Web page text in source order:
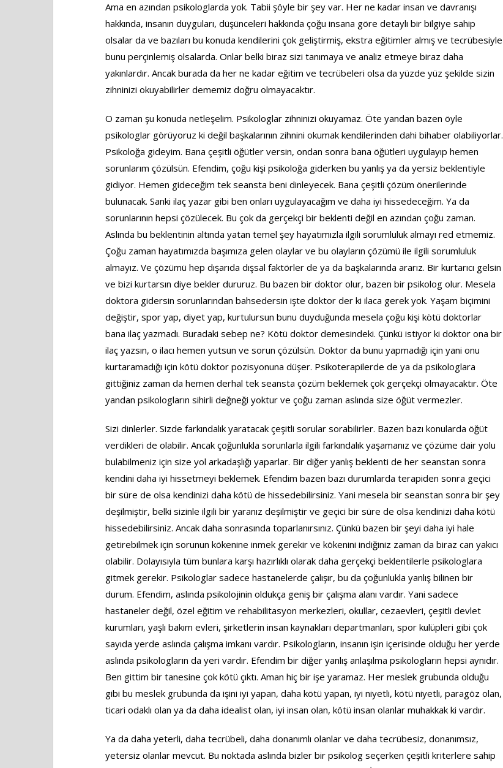
Ama en azından psikologlarda yok. Tabii şöyle bir şey var. Her ne kadar insan ve davranışı
hakkında, insanın duyguları, düşünceleri hakkında çoğu insana göre detaylı bir bilgiye sahip
olsalar da ve bazıları bu konuda kendilerini çok geliştirmiş, ekstra eğitimler almış ve tecrübesiyle
bunu perçinlemiş olsalarda. Onlar belki biraz sizi tanımaya ve analiz etmeye biraz daha
yakınlardır. Ancak burada da her ne kadar eğitim ve tecrübeleri olsa da yüzde yüz şekilde sizin
zihninizi okuyabilirler dememiz doğru olmayacaktır.
O zaman şu konuda netleşelim. Psikologlar zihninizi okuyamaz. Öte yandan bazen öyle
psikologlar görüyoruz ki değil başkalarının zihnini okumak kendilerinden dahi bihaber olabiliyorlar.
Psikoloğa gideyim. Bana çeşitli öğütler versin, ondan sonra bana öğütleri uygulayıp hemen
sorunlarım çözülsün. Efendim, çoğu kişi psikoloğa giderken bu yanlış ya da yersiz beklentiyle
gidiyor. Hemen gideceğim tek seansta beni dinleyecek. Bana çeşitli çözüm önerilerinde
bulunacak. Sanki ilaç yazar gibi ben onları uygulayacağım ve daha iyi hissedeceğim. Ya da
sorunlarının hepsi çözülecek. Bu çok da gerçekçi bir beklenti değil en azından çoğu zaman.
Aslında bu beklentinin altında yatan temel şey hayatımızla ilgili sorumluluk almayı red etmemiz.
Çoğu zaman hayatımızda başımıza gelen olaylar ve bu olayların çözümü ile ilgili sorumluluk
almayız. Ve çözümü hep dışarıda dışsal faktörler de ya da başkalarında ararız. Bir kurtarıcı gelsin
ve bizi kurtarsın diye bekler dururuz. Bu bazen bir doktor olur, bazen bir psikolog olur. Mesela
doktora gidersin sorunlarından bahsedersin işte doktor der ki ilaca gerek yok. Yaşam biçimini
değiştir, spor yap, diyet yap, kurtulursun bunu duyduğunda mesela çoğu kişi kötü doktorlar
bana ilaç yazmadı. Buradaki sebep ne? Kötü doktor demesindeki. Çünkü istiyor ki doktor ona bir
ilaç yazsın, o ilacı hemen yutsun ve sorun çözülsün. Doktor da bunu yapmadığı için yani onu
kurtaramadığı için kötü doktor pozisyonuna düşer. Psikoterapilerde de ya da psikologlara
gittiğiniz zaman da hemen derhal tek seansta çözüm beklemek çok gerçekçi olmayacaktır. Öte
yandan psikologların sihirli değneği yoktur ve çoğu zaman aslında size öğüt vermezler.
Sizi dinlerler. Sizde farkındalık yaratacak çeşitli sorular sorabilirler. Bazen bazı konularda öğüt
verdikleri de olabilir. Ancak çoğunlukla sorunlarla ilgili farkındalık yaşamanız ve çözüme dair yolu
bulabilmeniz için size yol arkadaşlığı yaparlar. Bir diğer yanlış beklenti de her seanstan sonra
kendini daha iyi hissetmeyi beklemek. Efendim bazen bazı durumlarda terapiden sonra geçici
bir süre de olsa kendinizi daha kötü de hissedebilirsiniz. Yani mesela bir seanstan sonra bir şey
deşilmiştir, belki sizinle ilgili bir yaranız deşilmiştir ve geçici bir süre de olsa kendinizi daha kötü
hissedebilirsiniz. Ancak daha sonrasında toparlanırsınız. Çünkü bazen bir şeyi daha iyi hale
getirebilmek için sorunun kökenine inmek gerekir ve kökenini indiğiniz zaman da biraz can yakıcı
olabilir. Dolayısıyla tüm bunlara karşı hazırlıklı olarak daha gerçekçi beklentilerle psikologlara
gitmek gerekir. Psikologlar sadece hastanelerde çalışır, bu da çoğunlukla yanlış bilinen bir
durum. Efendim, aslında psikolojinin oldukça geniş bir çalışma alanı vardır. Yani sadece
hastaneler değil, özel eğitim ve rehabilitasyon merkezleri, okullar, cezaevleri, çeşitli devlet
kurumları, yaşlı bakım evleri, şirketlerin insan kaynakları departmanları, spor kulüpleri gibi çok
sayıda yerde aslında çalışma imkanı vardır. Psikologların, insanın işin içerisinde olduğu her yerde
aslında psikologların da yeri vardır. Efendim bir diğer yanlış anlaşılma psikologların hepsi aynıdır.
Ben gittim bir tanesine çok kötü çıktı. Aman hiç bir işe yaramaz. Her meslek grubunda olduğu
gibi bu meslek grubunda da işini iyi yapan, daha kötü yapan, iyi niyetli, kötü niyetli, paragöz olan,
ticari odaklı olan ya da daha idealist olan, iyi insan olan, kötü insan olanlar muhakkak ki vardır.
Ya da daha yeterli, daha tecrübeli, daha donanımlı olanlar ve daha tecrübesiz, donanımsız,
yetersiz olanlar mevcut. Bu noktada aslında bizler bir psikolog seçerken çeşitli kriterlere sahip